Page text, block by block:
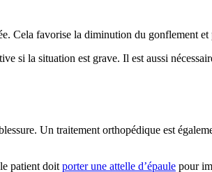
Cela favorise la diminution du gonflement et
si la situation est grave. Il est aussi
Un traitement orthopédique est
patient doit porter une attelle d’épaule pour